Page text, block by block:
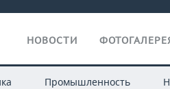
НОВОСТИ
Промышленность